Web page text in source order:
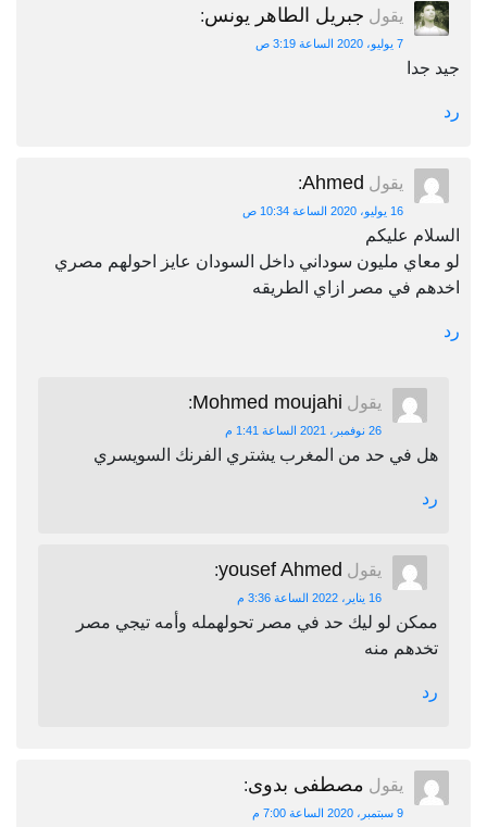
يقول جبريل الطاهر يونس:
7 يوليو، 2020 الساعة 3:19 ص
جيد جدا
رد
يقول Ahmed
:
16 يوليو، 2020 الساعة 10:34 ص
السلام عليكم
لو معاي مليون سوداني داخل السودان عايز احولهم مصري
اخدهم في مصر ازاي الطريقه
رد
يقول Mohmed moujahi
:
26 نوفمبر، 2021 الساعة 1:41 م
هل في حد من المغرب يشتري الفرنك السويسري
رد
يقول yousef Ahmed
:
16 يناير، 2022 الساعة 3:36 م
ممكن لو ليك حد في مصر تحولهمله وأمه تيجي مصر
تخدهم منه
رد
يقول مصطفى بدوى:
9 سبتمبر، 2020 الساعة 7:00 م